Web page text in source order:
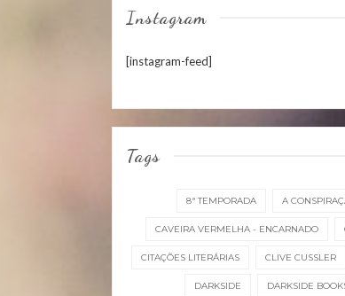
Instagram
[instagram-feed]
Tags
8ª TEMPORADA A
CAVEIRA VERMELHA - ENCARNADO
CITAÇÕES LITERÁRIAS CLIVE CUSSLER
DARKSIDE DARKSIDE